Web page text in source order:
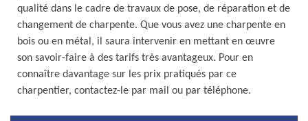
qualité dans le cadre de travaux de pose, de réparation et de
changement de charpente. Que vous avez une charpente en
bois ou en métal, il saura intervenir en mettant en œuvre
son savoir-faire à des tarifs très avantageux. Pour en
connaître davantage sur les prix pratiqués par ce
charpentier, contactez-le par mail ou par téléphone.